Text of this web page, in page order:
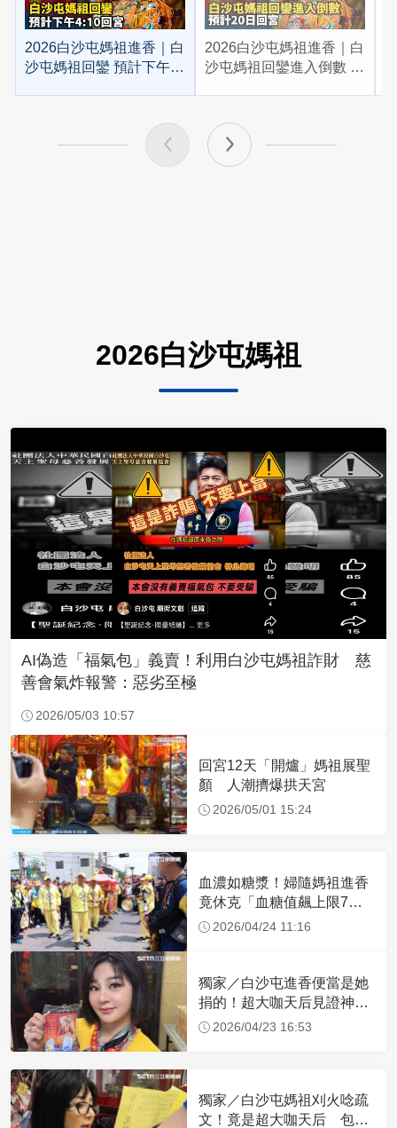
2026白沙屯媽祖進香｜白
沙屯媽祖回鑾 預計下午
2026白沙屯媽祖進香｜白
沙屯媽祖回鑾進入倒數 預
2026白沙屯媽祖
AI偽造「福氣包」義賣！利用白沙屯媽祖詐財 慈
善會氣炸報警：惡劣至極
2026/05/03 10:57
回宮12天「開爐」媽祖展聖
顏 人潮擠爆拱天宮
2026/05/01 15:24
血濃如糖漿！婦隨媽祖進香
竟休克「血糖值飆上限7
倍」 醫曝原因
2026/04/24 11:16
獨家／白沙屯進香便當是她
捐的！超大咖天后見證神
蹟 一靠近媽祖就爆哭
2026/04/23 16:53
獨家／白沙屯媽祖刈火唸疏
文！竟是超大咖天后 包尿